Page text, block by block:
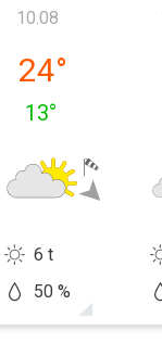
luni, 10.08
10.08
24°
13°
6 t
50 %